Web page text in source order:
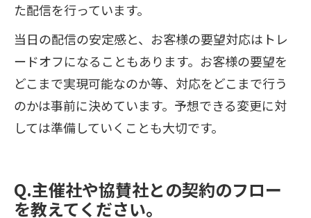
た配信を行っています。
当日の配信の安定感と、お客様の要望対応はトレ
ードオフになることもあります。お客様の要望を
どこまで実現可能なのか等、対応をどこまで行う
のかは事前に決めています。予想できる変更に対
しては準備していくことも大切です。
Q.主催社や協賛社との契約のフロー
を教えてください。